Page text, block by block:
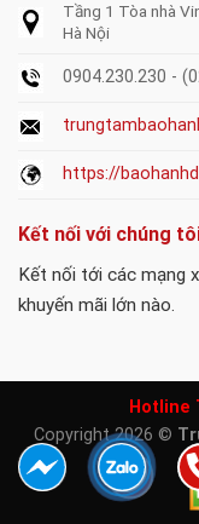
Tầng 1 Tòa nhà
Hà Nội
0904.230.230 -
https://
Kết nối với chúng
Kết nối tới các mạng
khuyến mãi lớn nào.
Hotline
Copyright 2026 ©